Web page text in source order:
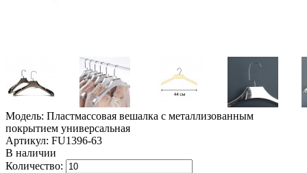
Модель: Пластмассовая вешалка с металлизованным
покрытием универсальная
Артикул: FU1396-63
В наличии
Количество: